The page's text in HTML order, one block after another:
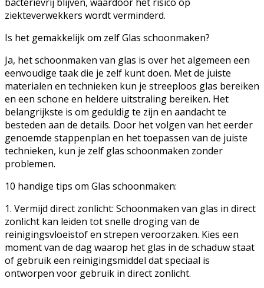
ziekteverwekkers wordt verminderd.
Is het gemakkelijk om zelf Glas schoonmaken?
Ja, het schoonmaken van glas is over het algemeen een
eenvoudige taak die je zelf kunt doen. Met de juiste
materialen en technieken kun je streeploos glas bereiken
en een schone en heldere uitstraling bereiken. Het
belangrijkste is om geduldig te zijn en aandacht te
besteden aan de details. Door het volgen van het eerder
genoemde stappenplan en het toepassen van de juiste
technieken, kun je zelf glas schoonmaken zonder
problemen.
10 handige tips om Glas schoonmaken:
1. Vermijd direct zonlicht: Schoonmaken van glas in direct
zonlicht kan leiden tot snelle droging van de
reinigingsvloeistof en strepen veroorzaken. Kies een
moment van de dag waarop het glas in de schaduw staat
of gebruik een reinigingsmiddel dat speciaal is
ontworpen voor gebruik in direct zonlicht.